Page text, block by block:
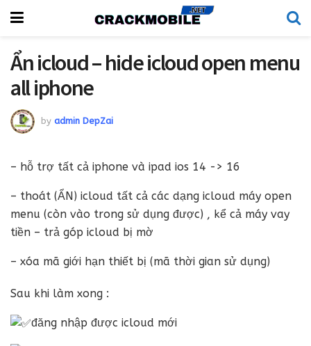
Ẩn icloud – hide icloud open menu
all iphone
by admin DepZai
– hỗ trợ tất cả iphone và ipad ios 14 -> 16
– thoát (ẨN) icloud tất cả các dạng icloud máy open
menu (còn vào trong sử dụng được) , kể cả máy vay
tiền – trả góp icloud bị mờ
– xóa mã giới hạn thiết bị (mã thời gian sử dụng)
Sau khi làm xong :
đăng nhập được icloud mới